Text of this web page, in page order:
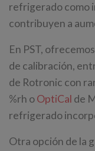
refrigerado como
contribuyen a
En PST,
de calibración,
de Rotronic con
%rh oOptiCal de
refrigerado
Otra opción de la